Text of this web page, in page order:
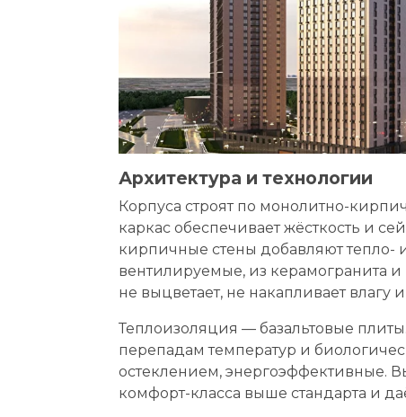
Архитектура и технологии
Корпуса строят по монолитно-
каркас обеспечивает жёсткость и
кирпичные стены добавляют
вентилируемые, из керамогранита
не выцветает, не накапливает влагу
Теплоизоляция — базальтовые
перепадам температур и
остеклением, энергоэффективные.
комфорт-класса выше стандарта и